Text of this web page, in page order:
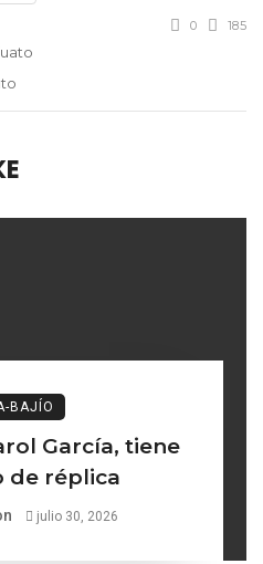
0 185
BAJÍO
García, tiene
de réplica
julio 30, 2026